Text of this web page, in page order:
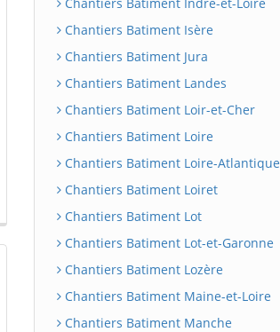
Chantiers Batiment Isère
Chantiers Batiment Jura
Chantiers Batiment Landes
Chantiers Batiment Loir-et-Cher
Chantiers Batiment Loire
Chantiers Batiment Loire-Atlantique
Chantiers Batiment Loiret
Chantiers Batiment Lot
Chantiers Batiment Lot-et-Garonne
Chantiers Batiment Lozère
Chantiers Batiment Maine-et-Loire
Chantiers Batiment Manche